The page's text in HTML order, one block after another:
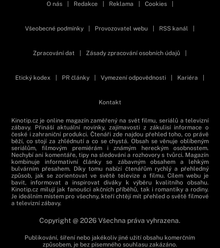
O nás Redakce Reklama Cookies
Všeobecné podmínky Provozovatel webu RSS kanál
Zpracování dat Zásady zpracování osobních údajů
Etický kodex PR články Vymezení odpovědnosti Kariéra
Kontakt
Kinotip.cz je online magazín zaměřený na svět filmu, seriálů a televizní
zábavy. Přináší aktuální novinky, zajímavosti z zákulisí informace o
české i zahraniční produkci. Čtenáři zde najdou přehled toho, co právě
běží, co stojí za zhlédnutí a co se chystá. Obsah se věnuje oblíbeným
seriálům, filmovým premiérám i známým hereckým osobnostem.
Nechybí ani komentáře, tipy na sledování a rozhovory s tvůrci. Magazín
kombinuje informativní články se zábavným obsahem a lehkým
bulvárním přesahem. Díky tomu nabízí čtenářům rychlý a přehledný
způsob, jak se zorientovat ve světě televize a filmu. Cílem webu je
bavit, informovat a inspirovat diváky k výběru kvalitního obsahu.
Kinotip.cz milují jak fanoušci akčních příběhů, tak i romantiky a rodiny.
Je ideálním místem pro všechny, kteří chtějí mít přehled o světě filmové
a televizní zábavy.
Copyright @ 2026 Všechna práva vyhrazena.
Publikování, šíření nebo jakékoliv jiné užití obsahu komerčním
způsobem, je bez písemného souhlasu zakázáno.